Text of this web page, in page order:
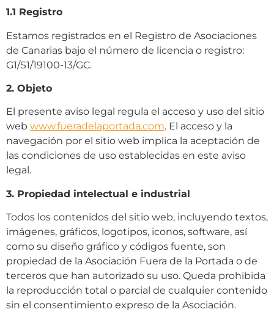
1.1 Registro
Estamos registrados en el Registro de Asociaciones
de Canarias bajo el número de licencia o registro:
G1/S1/19100-13/GC.
2. Objeto
El presente aviso legal regula el acceso y uso del sitio
web www.fueradelaportada.com. El acceso y la
navegación por el sitio web implica la aceptación de
las condiciones de uso establecidas en este aviso
legal.
3. Propiedad intelectual e industrial
Todos los contenidos del sitio web, incluyendo textos,
imágenes, gráficos, logotipos, iconos, software, así
como su diseño gráfico y códigos fuente, son
propiedad de la Asociación Fuera de la Portada o de
terceros que han autorizado su uso. Queda prohibida
la reproducción total o parcial de cualquier contenido
sin el consentimiento expreso de la Asociación.